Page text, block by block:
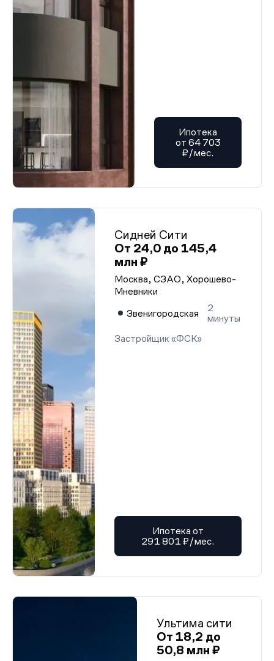
Ипотека
от 64 703
₽/мес.
Сидней Сити
От 24,0 до 145,4
млн ₽
Москва, СЗАО, Хорошево-
Мневники
Звенигородская
2
минуты
Застройщик «ФСК»
Ипотека от
291 801 ₽/мес.
Ультима сити
От 18,2 до
50,8 млн ₽